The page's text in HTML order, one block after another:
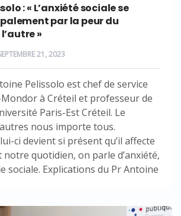
: « L’anxiété sociale se
par la peur du
»
21, 2023
Pelissolo est chef de service
à Créteil et professeur de
Paris-Est Créteil. Le
nous importe tous.
ci devient si présent qu’il affecte
quotidien, on parle d’anxiété,
sociale. Explications du Pr Antoine